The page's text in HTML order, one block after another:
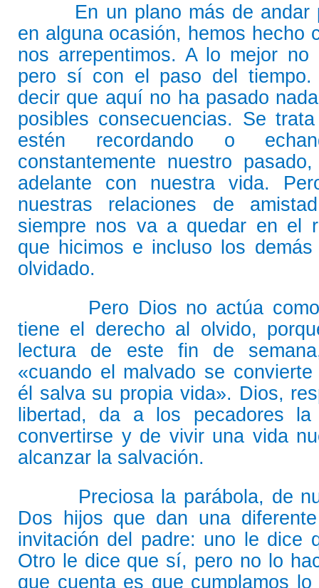
En un plano más de andar
en alguna ocasión, hemos hecho
nos arrepentimos. A lo mejor no
pero sí con el paso del
decir que aquí no ha pasado
posibles consecuencias. Se
estén recordando o
constantemente nuestro
adelante con nuestra vida.
nuestras relaciones de
siempre nos va a quedar en el
que hicimos e incluso los
olvidado.
Pero Dios no actúa como
tiene el derecho al olvido,
lectura de este fin de
«cuando el malvado se
él salva su propia vida». Dios,
libertad, da a los pecadores la
convertirse y de vivir una vida
alcanzar la salvación.
Preciosa la parábola, de
Dos hijos que dan una
invitación del padre: uno le dice
Otro le dice que sí, pero no lo
que cuenta es que cumplamos